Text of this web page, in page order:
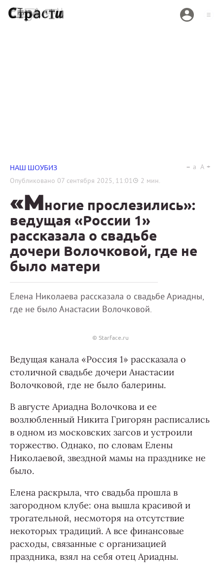
НАШ ШОУБИЗ
Опубликовано 07 сентября 2025, 11:01 2 мин.
a A
«Многие прослезились»:
ведущая «‎России 1»
рассказала о свадьбе
дочери Волочковой, где не
было матери
Елена Николаева рассказала о свадьбе Ариадны,
где не было Анастасии Волочковой.
© Starface.ru
Ведущая канала «‎Россия 1» рассказала о
столичной свадьбе дочери Анастасии
Волочковой, где не было балерины.
В августе Ариадна Волочкова и ее
возлюбленный Никита Григорян расписались
в одном из московских загсов и устроили
торжество. Однако, по словам Елены
Николаевой, звездной мамы на празднике не
было.
Елена раскрыла, что свадьба прошла в
загородном клубе: она вышла красивой и
трогательной, несмоторя на отсутствие
некоторых традиций. А все финансовые
расходы, связанные с организацией
праздника, взял на себя отец Ариадны.